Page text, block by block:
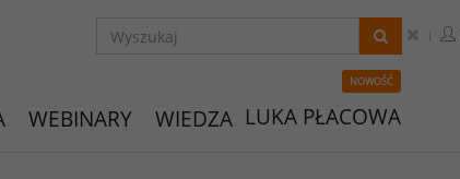
WEBINARY WIEDZA
NOWOŚĆ
LUKA PŁACOWA